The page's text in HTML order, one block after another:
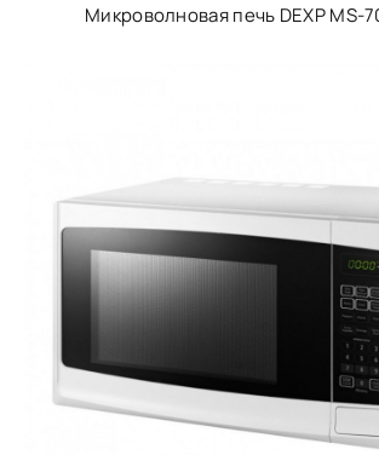
Микроволновая печь DEXP MS-